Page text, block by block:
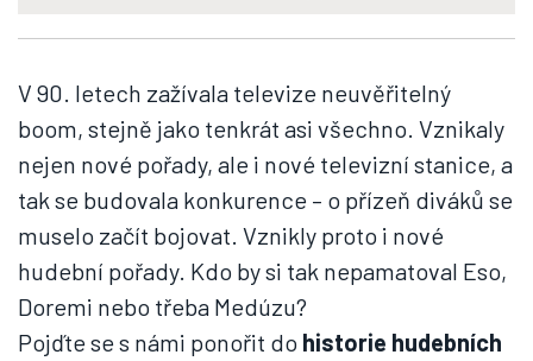
V 90. letech zažívala televize neuvěřitelný
boom, stejně jako tenkrát asi všechno. Vznikaly
nejen nové pořady, ale i nové televizní stanice, a
tak se budovala konkurence – o přízeň diváků se
muselo začít bojovat. Vznikly proto i nové
hudební pořady. Kdo by si tak nepamatoval Eso,
Doremi nebo třeba Medúzu?
Pojďte se s námi ponořit do historie hudebních